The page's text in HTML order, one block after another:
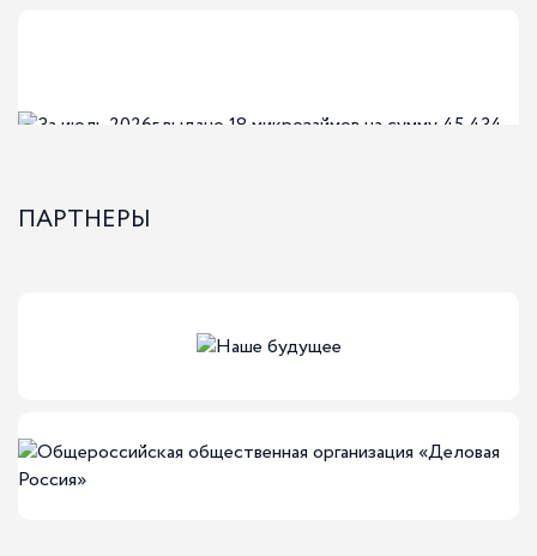
сумму 45 434 000,00
За июль 2026г выдано 18 микрозаймов на сумму 45 434
ПАРТНЕРЫ